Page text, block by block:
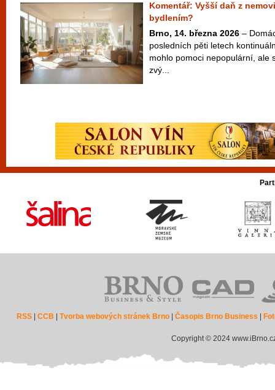
Komentář: Vyšší daň z
bydlením?
Brno, 14. března 2026 –
posledních pěti letech
mohlo pomoci nepopulární, ale
zvý...
RSS |CCB |Tvorba webových stránek Brno |Časopis Brno Business
Copyright © 2024